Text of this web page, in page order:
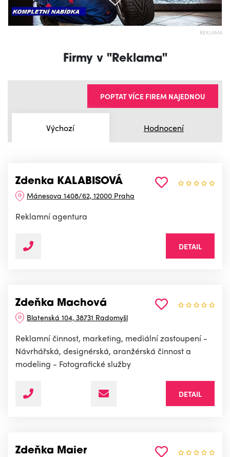
REKLAMA
Firmy v "Reklama"
Výchozí Hodnocení
POPTAT VÍCE FIREM NAJEDNOU
Zdenka KALABISOVÁ
Mánesova 1408/62, 12000 Praha
Reklamní agentura
DETAIL
Zdeňka Machová
Blatenská 104, 38731 Radomyšl
Reklamní činnost, marketing, mediální zastoupení -
Návrhářská, designérská, aranžérská činnost a
modeling - Fotografické služby
DETAIL
Zdeňka Maier